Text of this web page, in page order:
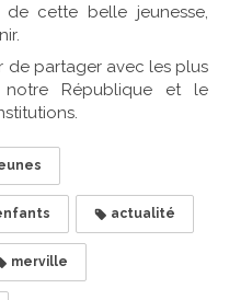
cette belle jeunesse,
de partager avec les plus
République et le
actualité
merville